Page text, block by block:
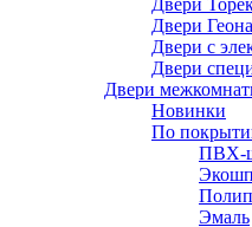
Двери
Двери Геона
Двери с
Двери
Двери
Новинки
По
ПВХ-
Эмаль